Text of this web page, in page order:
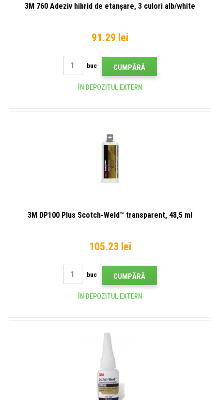
3M 760 Adeziv hibrid de etanșare, 3 culori alb/white
91.29 lei
buc CUMPĂRĂ
ÎN DEPOZITUL EXTERN
3M DP100 Plus Scotch-Weld™ transparent, 48,5 ml
105.23 lei
buc CUMPĂRĂ
ÎN DEPOZITUL EXTERN